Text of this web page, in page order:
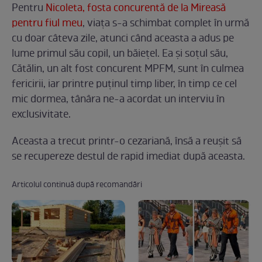
Pentru Nicoleta, fosta concurentă de la Mireasă
pentru fiul meu, viața s-a schimbat complet în urmă
cu doar câteva zile, atunci când aceasta a adus pe
lume primul său copil, un băiețel. Ea și soțul său,
Cătălin, un alt fost concurent MPFM, sunt în culmea
fericirii, iar printre puținul timp liber, în timp ce cel
mic dormea, tânâra ne-a acordat un interviu în
exclusivitate.
Aceasta a trecut printr-o cezariană, însă a reușit să
se recupereze destul de rapid imediat după aceasta.
Articolul continuă după recomandări